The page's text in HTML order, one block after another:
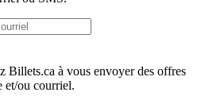
Billets.ca à vous envoyer des offres
et/ou courriel.